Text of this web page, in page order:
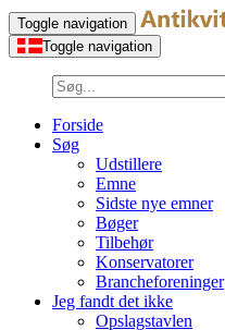
Toggle navigation
Toggle navigation
Forside
Søg
Udstillere
Emne
Sidste nye emner
Bøger
Tilbehør
Konservatorer
Brancheforeninger
Jeg fandt det ikke
Opslagstavlen